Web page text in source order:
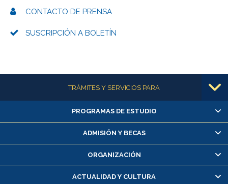
CONTACTO DE PRENSA
SUSCRIPCIÓN A BOLETÍN
Más informaciónTRÁMITES Y SERVICIOS PARA
Alumnas/os y exalumnas/os
Matrícula en línea
Inscripción y cambio de asignaturas
Consulta y certificado de notas
PROGRAMAS DE ESTUDIO
ADMISIÓN Y BECAS
ORGANIZACIÓN
ACTUALIDAD Y CULTURA